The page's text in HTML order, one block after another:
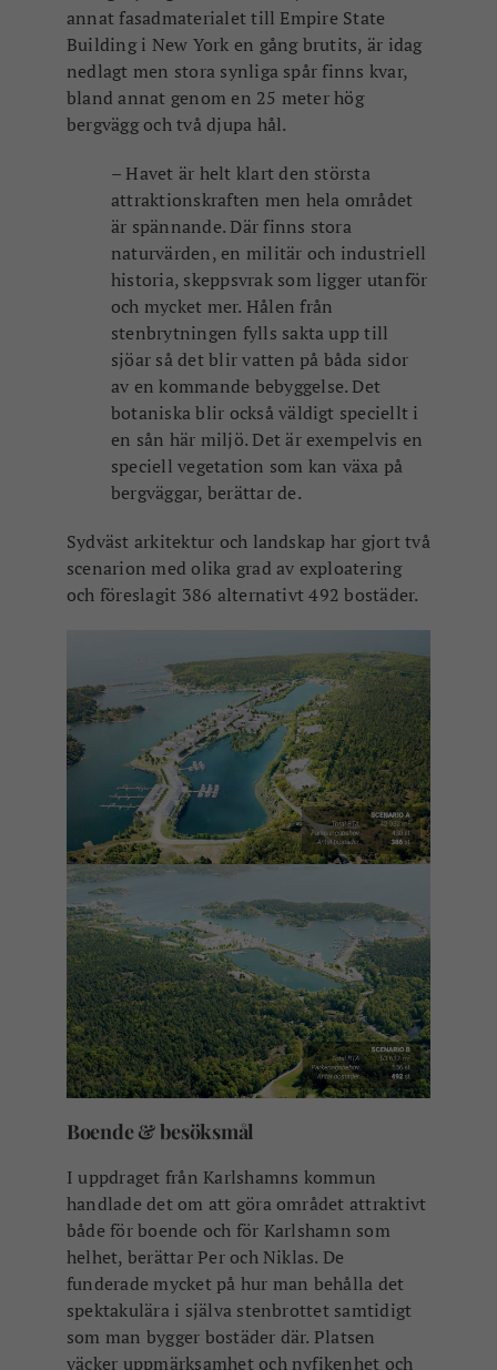
annat fasadmaterialet till Empire State
Building i New York en gång brutits, är idag
nedlagt men stora synliga spår finns kvar,
bland annat genom en 25 meter hög
bergvägg och två djupa hål.
– Havet är helt klart den största
attraktionskraften men hela området
är spännande. Där finns stora
naturvärden, en militär och industriell
historia, skeppsvrak som ligger utanför
och mycket mer. Hålen från
stenbrytningen fylls sakta upp till
sjöar så det blir vatten på båda sidor
av en kommande bebyggelse. Det
botaniska blir också väldigt speciellt i
en sån här miljö. Det är exempelvis en
speciell vegetation som kan växa på
bergväggar, berättar de.
Sydväst arkitektur och landskap har gjort två
scenarion med olika grad av exploatering
och föreslagit 386 alternativt 492 bostäder.
Boende & besöksmål
I uppdraget från Karlshamns kommun
handlade det om att göra området attraktivt
både för boende och för Karlshamn som
helhet, berättar Per och Niklas. De
funderade mycket på hur man behålla det
spektakulära i själva stenbrottet samtidigt
som man bygger bostäder där. Platsen
väcker uppmärksamhet och nyfikenhet och